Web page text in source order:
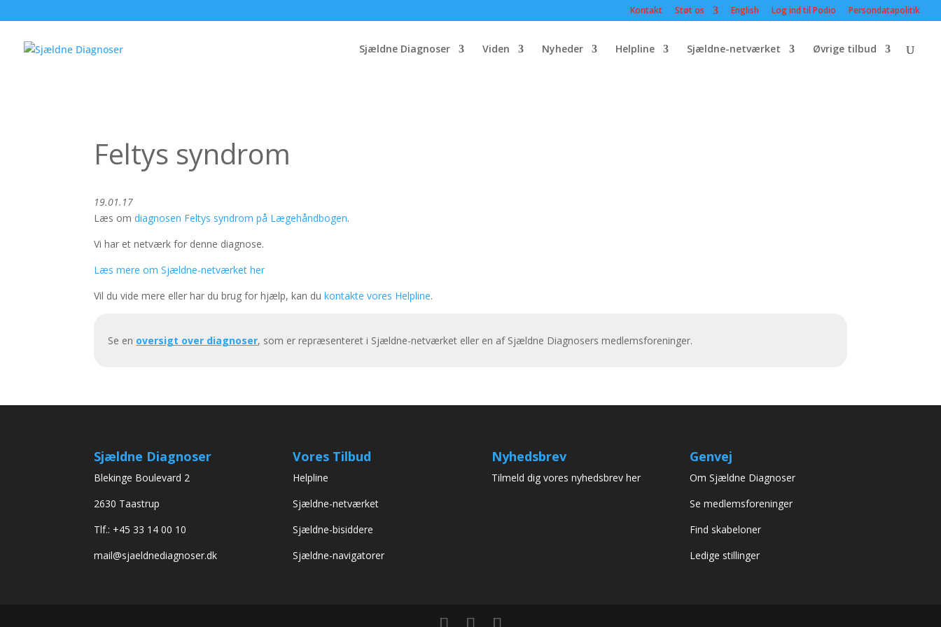
Kontakt Støt os English Log ind til Podio Persondatapolitik
Sjældne Diagnoser Viden Nyheder Helpline Sjældne-netværket Øvrige tilbud
Feltys syndrom
19.01.17
Læs omdiagnosen Feltys syndrom på Lægehåndbogen.
Vi har et netværk for denne diagnose.
Læs mere om Sjældne-netværket her
Vil du vide mere eller har du brug for hjælp, kan dukontakte vores Helpline.
Se en oversigt over diagnoser, som er repræsenteret i Sjældne-netværket eller en af Sjældne Diagnosers medlemsforeninger.
Sjældne Diagnoser
Blekinge Boulevard 2
2630 Taastrup
Tlf.: +45 33 14 00 10
mail@sjaeldnediagnoser.dk
Vores Tilbud
Helpline
Sjældne-netværket
Sjældne-bisiddere
Sjældne-navigatorer
Nyhedsbrev
Tilmeld dig vores nyhedsbrev her
Genvej
Om Sjældne Diagnoser
Se medlemsforeninger
Find skabeloner
Ledige stillinger